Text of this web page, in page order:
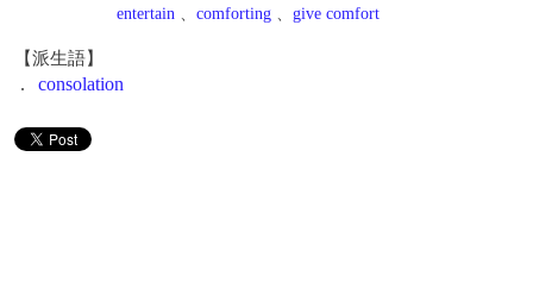
entertain 、 comforting 、 give comfort
【派生語】
. consolation